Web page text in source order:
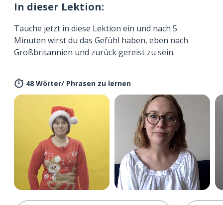
In dieser Lektion:
Tauche jetzt in diese Lektion ein und nach 5
Minuten wirst du das Gefühl haben, eben nach
Großbritannien und zurück gereist zu sein.
48 Wörter/ Phrasen zu lernen